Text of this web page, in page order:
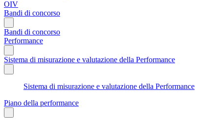
OIV
Bandi di concorso
Bandi di concorso
Performance
Sistema di misurazione e valutazione della Performance
Sistema di misurazione e valutazione della Performance
Piano della performance